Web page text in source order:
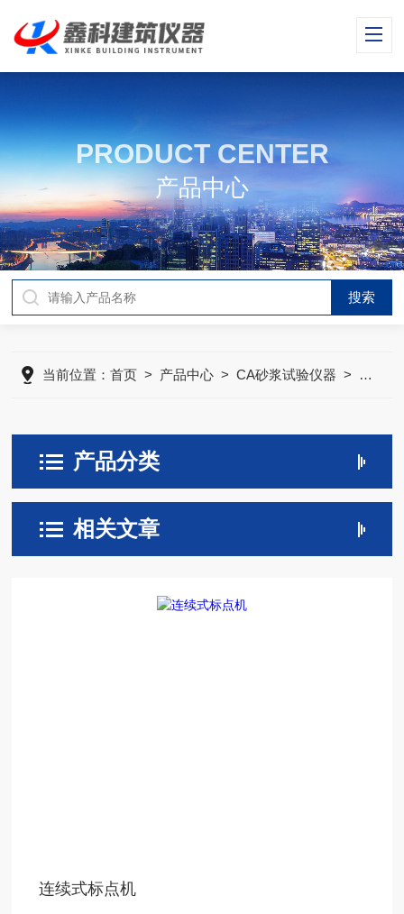
PRODUCT CENTER
产品中心
当前位置：首页 > 产品中心 >CA砂浆试验仪器 > CA砂
产品分类
相关文章
连续式标点机